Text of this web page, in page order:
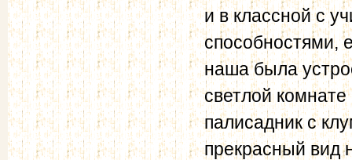
и в классной с
способностями,
наша была
светлой
палисадник с
прекрасный вид